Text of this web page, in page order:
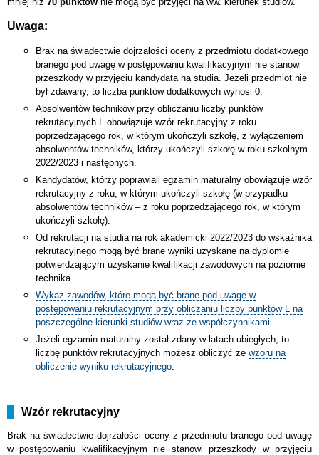
Uwaga:
Brak na świadectwie dojrzałości oceny z przedmiotu dodatkowego
branego pod uwagę w postępowaniu kwalifikacyjnym nie stanowi
przeszkody w przyjęciu kandydata na studia. Jeżeli przedmiot nie
był zdawany, to liczba punktów dodatkowych wynosi 0.
Absolwentów techników przy obliczaniu liczby punktów
rekrutacyjnych L obowiązuje wzór rekrutacyjny z roku
poprzedzającego rok, w którym ukończyli szkołę, z wyłączeniem
absolwentów techników, którzy ukończyli szkołę w roku szkolnym
2022/2023 i następnych.
Kandydatów, którzy poprawiali egzamin maturalny obowiązuje wzór
rekrutacyjny z roku, w którym ukończyli szkołę (w przypadku
absolwentów techników – z roku poprzedzającego rok, w którym
ukończyli szkołę).
Od rekrutacji na studia na rok akademicki 2022/2023 do wskaźnika
rekrutacyjnego mogą być brane wyniki uzyskane na dyplomie
potwierdzającym uzyskanie kwalifikacji zawodowych na poziomie
technika.
Wykaz zawodów, które mogą być brane pod uwagę w
postępowaniu rekrutacyjnym przy obliczaniu liczby punktów L na
poszczególne kierunki studiów wraz ze współczynnikami
Jeżeli egzamin maturalny został zdany w latach ubiegłych, to
liczbę punktów rekrutacyjnych możesz obliczyć ze wzoru na
obliczenie wyniku rekrutacyjnego
Wzór rekrutacyjny
Brak na świadectwie dojrzałości oceny z przedmiotu branego pod uwagę
w postępowaniu kwalifikacyjnym nie stanowi przeszkody w przyjęciu